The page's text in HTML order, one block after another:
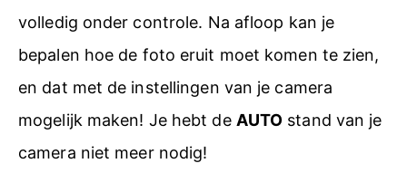
volledig onder controle. Na afloop kan je
bepalen hoe de foto eruit moet komen te zien,
en dat met de instellingen van je camera
mogelijk maken! Je hebt de AUTO stand van je
camera niet meer nodig!